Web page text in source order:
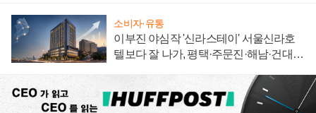
소비자·유통
이부진 야심작 '신라스테이' 서울신라호
텔보다 잘 나가, 평택·주문진·해남·건대로